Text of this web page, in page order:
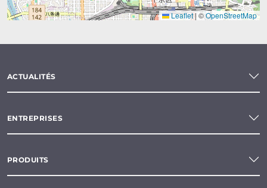
Leaflet|©OpenStreetMap
ACTUALITÉS
ENTREPRISES
PRODUITS